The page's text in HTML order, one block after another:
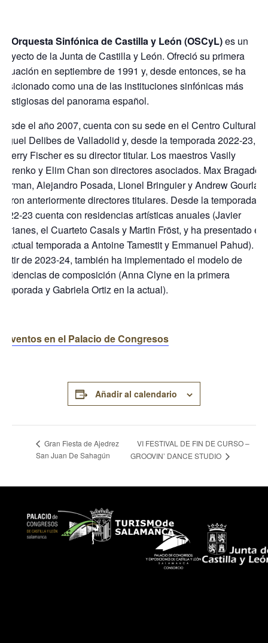
Orquesta Sinfónica de Castilla y León (OSCyL)es un
de la Junta de Castilla y León. Ofreció su primera
en septiembre de 1991 y, desde entonces, se ha
como una de las instituciones sinfónicas más
del panorama español.
el año 2007, cuenta con su sede en el Centro Cultural
Delibes de Valladolid y, desde la temporada 2022-23,
Fischer es su director titular. Los maestros Vasily
y Elim Chan son directores asociados. Max Bragado-
Alejandro Posada, Lionel Bringuier y Andrew Gourlay
anteriormente directores titulares. Desde la temporada
23 cuenta con residencias artísticas anuales (Javier
el Cuarteto Casals y Martin Fröst, y ha presentado en
actual temporada a Antoine Tamestit y Emmanuel Pahud). A
de 2023-24, también ha implementado el modelo de
de composición (Anna Clyne en la primera
y Gabriela Ortiz en la actual).
eventos en el Palacio de Congresos
Añadir al calendario
Gran Fiesta de Ajedrez
San Juan De Sahagún
VI FESTIVAL DE FIN DE CURSO –
GROOVIN’ DANCE STUDIO